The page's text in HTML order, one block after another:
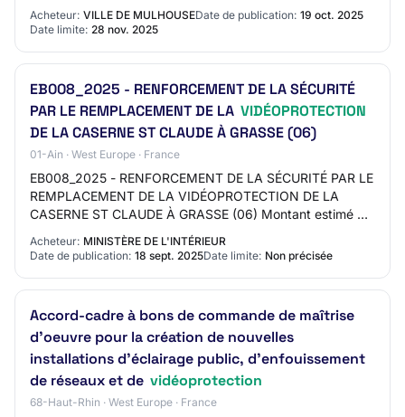
Acheteur: VILLE DE MULHOUSEDate de publication: 19 oct. 2025
Date limite: 28 nov. 2025
EB008_2025 - RENFORCEMENT DE LA SÉCURITÉ
PAR LE REMPLACEMENT DE LA VIDÉOPROTECTION
DE LA CASERNE ST CLAUDE À GRASSE (06)
01-Ain · West Europe · France
EB008_2025 - RENFORCEMENT DE LA SÉCURITÉ PAR LE
REMPLACEMENT DE LA VIDÉOPROTECTION DE LA
CASERNE ST CLAUDE À GRASSE (06) Montant estimé du
marché: 50000 EURO Date cible de publication (Attention
: Da…
Acheteur: MINISTÈRE DE L'INTÉRIEUR
Date de publication: 18 sept. 2025Date limite: Non précisée
Accord-cadre à bons de commande de maîtrise
d'oeuvre pour la création de nouvelles
installations d'éclairage public, d'enfouissement
de réseaux et de vidéoprotection
68-Haut-Rhin · West Europe · France